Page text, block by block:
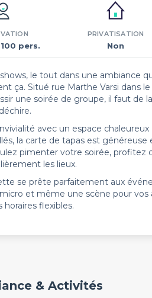
pers.
PRIVATISATION
Non
le tout dans une ambiance
ça. Situé rue Marthe Varsi dans
une soirée de groupe, il faut de
avec un espace
la carte de tapas est
pimenter votre soirée, profitez
les lieux.
se prête parfaitement aux
et même une scène pour vos
flexibles.
& Activités